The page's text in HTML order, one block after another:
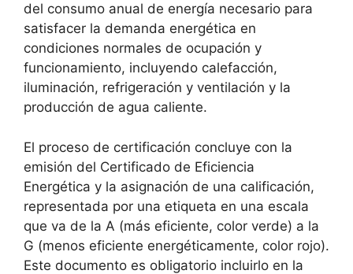
del consumo anual de energía necesario para
satisfacer la demanda energética en
condiciones normales de ocupación y
funcionamiento, incluyendo calefacción,
iluminación, refrigeración y ventilación y la
producción de agua caliente.
El proceso de certificación concluye con la
emisión del Certificado de Eficiencia
Energética y la asignación de una calificación,
representada por una etiqueta en una escala
que va de la A (más eficiente, color verde) a la
G (menos eficiente energéticamente, color rojo).
Este documento es obligatorio incluirlo en la